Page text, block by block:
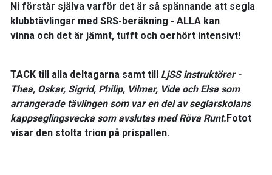
Ni förstår själva varför det är så spännande att segla
klubbtävlingar med SRS-beräkning - ALLA kan
vinna och det är jämnt, tufft och oerhört intensivt!
TACK till alla deltagarna samt till LjSS instruktörer -
Thea, Oskar, Sigrid, Philip, Vilmer, Vide och Elsa som
arrangerade tävlingen som var en del av seglarskolans
kappseglingsvecka som avslutas med Röva Runt. Fotot
visar den stolta trion på prispallen.